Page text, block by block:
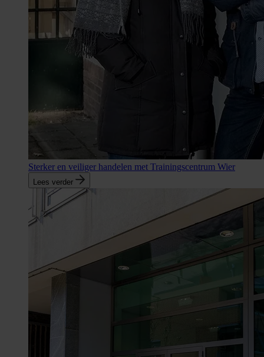
Sterker en veiliger handelen met Trainingscentrum Wier
Lees verder